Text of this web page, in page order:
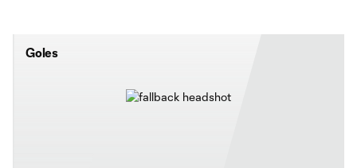
Goles